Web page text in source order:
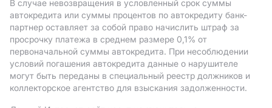
В случае невозвращения в условленный срок суммы
автокредита или суммы процентов по автокредиту банк-
партнер оставляет за собой право начислить штраф за
просрочку платежа в среднем размере 0,1% от
первоначальной суммы автокредита. При несоблюдении
условий погашения автокредита данные о нарушителе
могут быть переданы в специальный реестр должников и
коллекторское агентство для взыскания задолженности.